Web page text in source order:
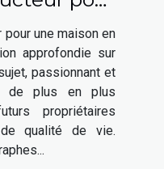
bois ?
une maison en
approfondie sur
passionnant et
de plus en plus
propriétaires
qualité de vie.